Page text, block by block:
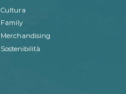
Cultura
Family
Merchandising
Sostenibilità